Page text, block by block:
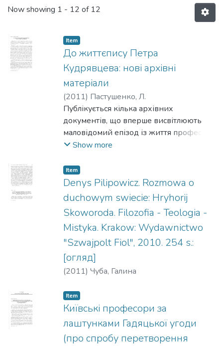
Now showing 1 - 12 of 12
Item
До життєпису Петра
Кудрявцева: нові архівні
матеріали
(2011) Пастушенко, Л.
Публікується кілька архівних
документів, що вперше висвітлюють
маловідомий епізод із життя професора
Київської духовної академії Петра
із його спробою обійняти посаду
викладача філософії в Університеті св.
Володимира у травні-червні 1919 року.
Show more
Item
Denys Pilipowicz. Rozmowa o
duchowym swiecie: Hryhorij
Skoworoda. Filozofia - Teologia -
Mistyka. Krakow: Wydawnictwo
"Szwajpolt Fiol", 2010. 254 s.:
[огляд]
(2011) Чуба, Галина
Item
Київські професори за
лаштунками Гадяцької угоди
(про спробу перетворення